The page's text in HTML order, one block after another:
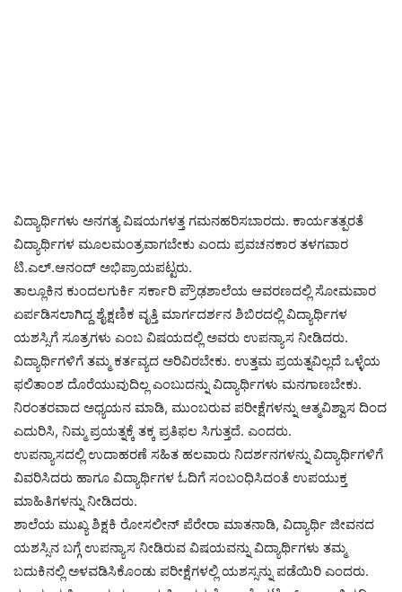
ವಿದ್ಯಾರ್ಥಿಗಳು ಅನಗತ್ಯ ವಿಷಯಗಳತ್ತ ಗಮನಹರಿಸಬಾರದು. ಕಾರ್ಯತತ್ಪರತೆ
ವಿದ್ಯಾರ್ಥಿಗಳ ಮೂಲಮಂತ್ರವಾಗಬೇಕು ಎಂದು ಪ್ರವಚನಕಾರ ತಳಗವಾರ
ಟಿ.ಎಲ್.ಆನಂದ್ ಅಭಿಪ್ರಾಯಪಟ್ಟರು.
ತಾಲ್ಲೂಕಿನ ಕುಂದಲಗುರ್ಕಿ ಸರ್ಕಾರಿ ಪ್ರೌಢಶಾಲೆಯ ಆವರಣದಲ್ಲಿ ಸೋಮವಾರ
ಏರ್ಪಡಿಸಲಾಗಿದ್ದ ಶೈಕ್ಷಣಿಕ ವೃತ್ತಿ ಮಾರ್ಗದರ್ಶನ ಶಿಬಿರದಲ್ಲಿ ವಿದ್ಯಾರ್ಥಿಗಳ
ಯಶಸ್ಸಿಗೆ ಸೂತ್ರಗಳು ಎಂಬ ವಿಷಯದಲ್ಲಿ ಅವರು ಉಪನ್ಯಾಸ ನೀಡಿದರು.
ವಿದ್ಯಾರ್ಥಿಗಳಿಗೆ ತಮ್ಮ ಕರ್ತವ್ಯದ ಅರಿವಿರಬೇಕು. ಉತ್ತಮ ಪ್ರಯತ್ನವಿಲ್ಲದೆ ಒಳ್ಳೆಯ
ಫಲಿತಾಂಶ ದೊರೆಯುವುದಿಲ್ಲ ಎಂಬುದನ್ನು ವಿದ್ಯಾರ್ಥಿಗಳು ಮನಗಾಣಬೇಕು.
ನಿರಂತರವಾದ ಅಧ್ಯಯನ ಮಾಡಿ, ಮುಂಬರುವ ಪರೀಕ್ಷೆಗಳನ್ನು ಆತ್ಮವಿಶ್ವಾಸ ದಿಂದ
ಎದುರಿಸಿ, ನಿಮ್ಮ ಪ್ರಯತ್ನಕ್ಕೆ ತಕ್ಕ ಪ್ರತಿಫಲ ಸಿಗುತ್ತದೆ. ಎಂದರು.
ಉಪನ್ಯಾಸದಲ್ಲಿ ಉದಾಹರಣೆ ಸಹಿತ ಹಲವಾರು ನಿದರ್ಶನಗಳನ್ನು ವಿದ್ಯಾರ್ಥಿಗಳಿಗೆ
ವಿವರಿಸಿದರು ಹಾಗೂ ವಿದ್ಯಾರ್ಥಿಗಳ ಓದಿಗೆ ಸಂಬಂಧಿಸಿದಂತೆ ಉಪಯುಕ್ತ
ಮಾಹಿತಿಗಳನ್ನು ನೀಡಿದರು.
ಶಾಲೆಯ ಮುಖ್ಯ ಶಿಕ್ಷಕಿ ರೋಸಲೀನ್ ಪೆರೇರಾ ಮಾತನಾಡಿ, ವಿದ್ಯಾರ್ಥಿ ಜೀವನದ
ಯಶಸ್ಸಿನ ಬಗ್ಗೆ ಉಪನ್ಯಾಸ ನೀಡಿರುವ ವಿಷಯವನ್ನು ವಿದ್ಯಾರ್ಥಿಗಳು ತಮ್ಮ
ಬದುಕಿನಲ್ಲಿ ಅಳವಡಿಸಿಕೊಂಡು ಪರೀಕ್ಷೆಗಳಲ್ಲಿ ಯಶಸ್ಸನ್ನು ಪಡೆಯಿರಿ ಎಂದರು.